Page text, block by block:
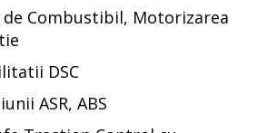
de Combustibil, Motorizarea
DSC
ASR, ABS